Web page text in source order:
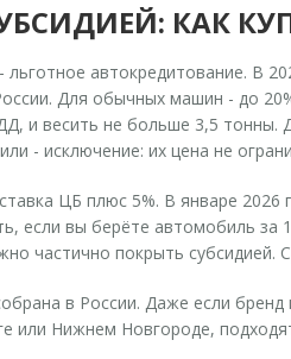
КАК
автокредитование. В
Для обычных машин - до
и весить не больше 3,5
- исключение: их цена не
ЦБ плюс 5%. В январе
если вы берёте автомобиль за
частично покрыть
в России. Даже если бренд
или Нижнем Новгороде,